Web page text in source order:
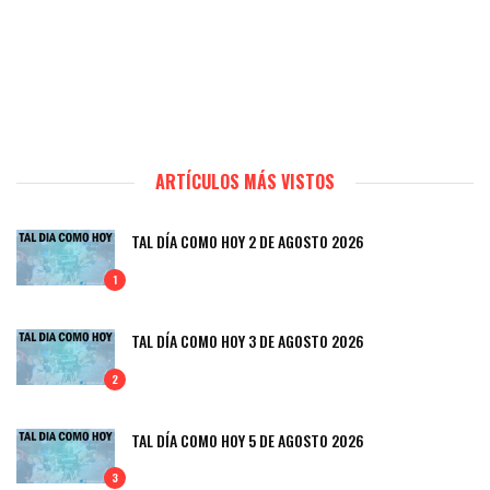
ARTÍCULOS MÁS VISTOS
1
TAL DÍA COMO HOY 2 DE AGOSTO 2026
2
TAL DÍA COMO HOY 3 DE AGOSTO 2026
3
TAL DÍA COMO HOY 5 DE AGOSTO 2026